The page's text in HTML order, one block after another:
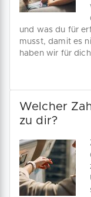
und was du für
musst, damit es
haben wir für
Welcher
zu dir?